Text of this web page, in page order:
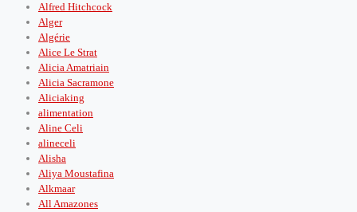
Alfred Hitchcock
Alger
Algérie
Alice Le Strat
Alicia Amatriain
Alicia Sacramone
Aliciaking
alimentation
Aline Celi
alineceli
Alisha
Aliya Moustafina
Alkmaar
All Amazones